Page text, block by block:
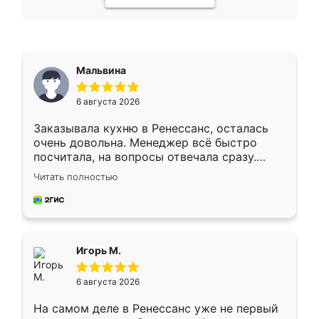
Мальвина
6 августа 2026
Заказывала кухню в Ренессанс, осталась
очень довольна. Менеджер всё быстро
посчитала, на вопросы отвечала сразу.
Замерщик приехал в субботу, подошёл к
делу со всей ответственностью. Собрали
за день, ребята работали аккуратно, даже
Читать полностью
Игорь М.
6 августа 2026
На самом деле в Ренессанс уже не первый